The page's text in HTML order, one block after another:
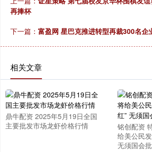
再捧杯
下一篇： 富盈网 星巴克推进转型再裁300名企
相关文章
鼎牛配资 2025年5月19日全国
主要批发市场龙虾价格行情
铭创配资
给美公民
无须国会